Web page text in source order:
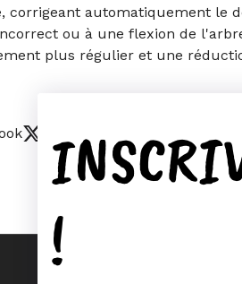
corrigeant automatiquement le
ou à une flexion de
plus régulier et une
!